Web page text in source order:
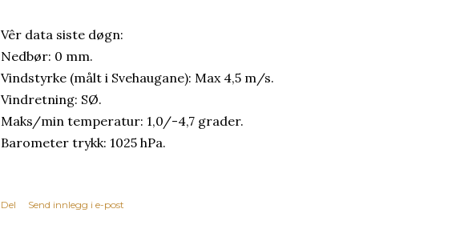
Vêr data siste døgn:
Nedbør: 0 mm.
Vindstyrke (målt i Svehaugane): Max 4,5 m/s.
Vindretning: SØ.
Maks/min temperatur: 1,0/-4,7 grader.
Barometer trykk: 1025 hPa.
Del Send innlegg i e-post